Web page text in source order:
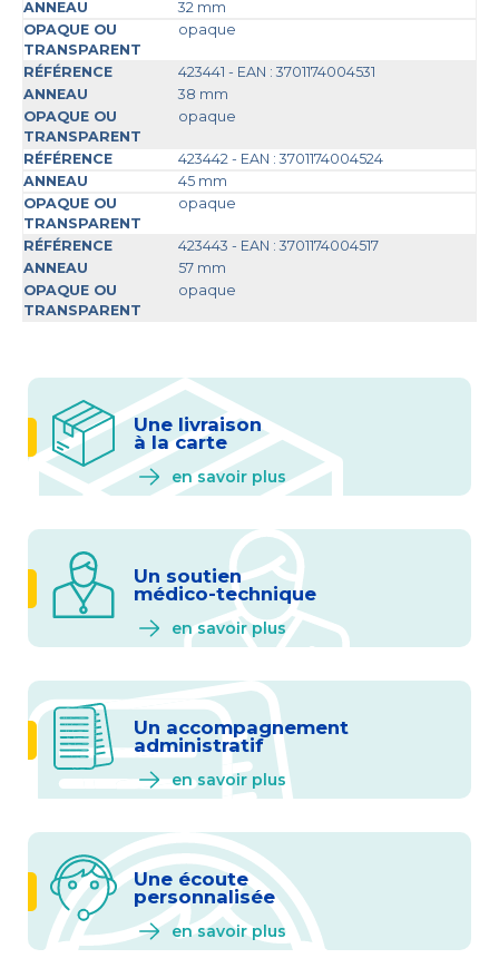
32 mm
opaque
423441 - EAN : 3701174004531
38 mm
opaque
423442 - EAN : 3701174004524
45 mm
opaque
423443 - EAN : 3701174004517
57 mm
opaque
Une livraison
à la carte
en savoir plus
Un soutien
médico-technique
en savoir plus
Un accompagnement
administratif
en savoir plus
Une écoute
personnalisée
en savoir plus